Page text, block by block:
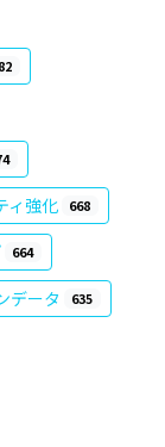
ィ強化 668
664
データ 635